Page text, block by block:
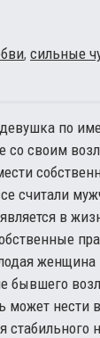
, сильные
по
со своим
считали
в
женщина
бывшего
может нести
стабильного